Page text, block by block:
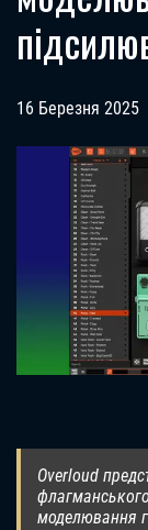
16 Березня 2025
Overloud
моделювання